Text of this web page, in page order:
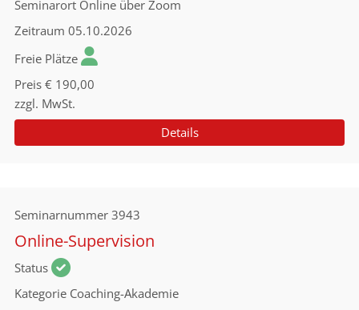
Seminarort Online über Zoom
Zeitraum 05.10.2026
Freie Plätze
Preis € 190,00
zzgl. MwSt.
Details
Seminarnummer 3943
Online-Supervision
Status
Kategorie Coaching-Akademie